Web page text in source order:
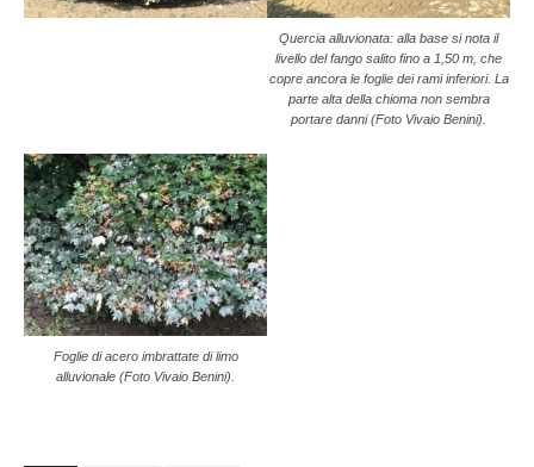
Quercia alluvionata: alla base si nota il
livello del fango salito fino a 1,50 m, che
copre ancora le foglie dei rami inferiori. La
parte alta della chioma non sembra
portare danni (Foto Vivaio Benini).
Foglie di acero imbrattate di limo
alluvionale (Foto Vivaio Benini).